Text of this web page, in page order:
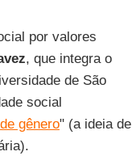
por valores
, que integra o
de São
social
gênero" (a ideia de